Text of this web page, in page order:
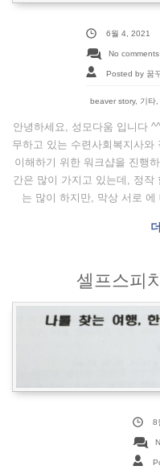
6월 4, 2021
No comments
Posted by 꿈
beaver story, 기타
안녕하세요, 성모다움 입니다
무하고 있는 수련사회복지사와
이해하기 위한 워크샵을 진행
간은 많이 가지고 있는데, 정작
는 많이 하지만, 막상 서로 에
셀프스피
8